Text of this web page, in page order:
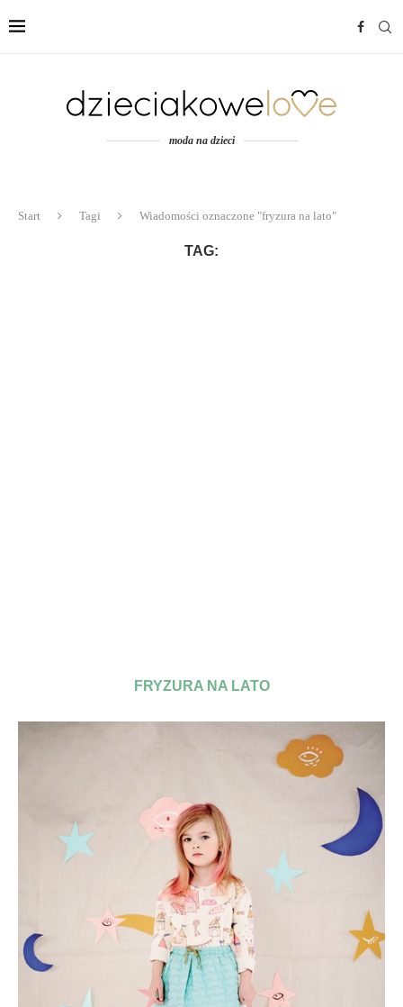
moda na dzieci
Start Tagi Wiadomości oznaczone "fryzura na lato"
TAG:
FRYZURA NA LATO